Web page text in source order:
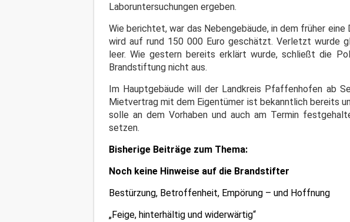
Laboruntersuchungen ergeben.
Wie berichtet, war das Nebengebäude, in dem früher
wird auf rund 150 000 Euro geschätzt. Verletzt wurde
leer. Wie gestern bereits erklärt wurde, schließt die
Brandstiftung nicht aus.
Im Hauptgebäude will der Landkreis Pfaffenhofen ab
Mietvertrag mit dem Eigentümer ist bekanntlich bereits
solle an dem Vorhaben und auch am Termin
setzen.
Bisherige Beiträge zum Thema:
Noch keine Hinweise auf die Brandstifter
Bestürzung, Betroffenheit, Empörung – und Hoffnung
„Feige, hinterhältig und widerwärtig“